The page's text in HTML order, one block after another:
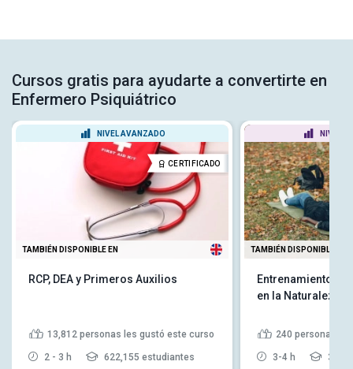
Cursos gratis para ayudarte a convertirte en
Enfermero Psiquiátrico
NIVEL AVANZADO
CERTIFICADO
TAMBIÉN DISPONIBLE EN
RCP, DEA y Primeros Auxilios
13,812 personas les gustó este curso
2 - 3 h 622,155 estudiantes
NIVEL
TAMBIÉN DISPONIBLE EN
Entrenamiento
en la Naturaleza
240 personas
3-4 h